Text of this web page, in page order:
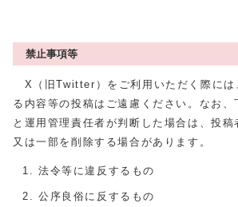
禁止事項等
X（旧Twitter）をご利用いただく際には
る内容等の投稿はご遠慮ください。なお、
と運用管理責任者が判断した場合は、投
又は一部を削除する場合があります。
法令等に違反するもの
公序良俗に反するもの